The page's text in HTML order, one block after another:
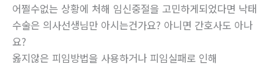
어쩔수없는 상황에 처해 임신중절을 고민하게되었다면 낙태
수술은 의사선생님만 아시는건가요? 아니면 간호사도 아나
요?
옳지않은 피임방법을 사용하거나 피임실패로 인해